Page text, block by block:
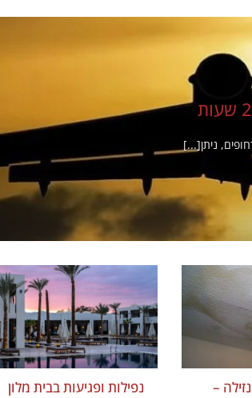
ניתן[...]
–
נפילות ופגיעות בבית מלון